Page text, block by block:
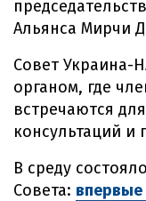
Альянса Мирчи
Совет Украина-
органом, где
встречаются
консультаций
В среду
Совета: впервые